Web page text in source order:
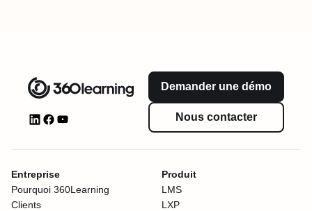
Demander une démo
Nous contacter
Entreprise
Pourquoi 360Learning
Clients
Produit
LMS
LXP